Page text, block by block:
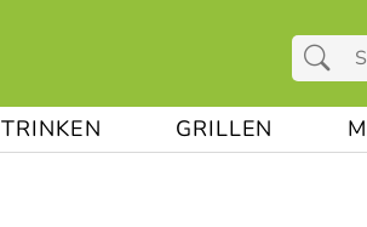
TRINKEN GRILLEN